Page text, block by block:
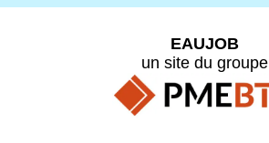
EAUJOB
un site du groupe